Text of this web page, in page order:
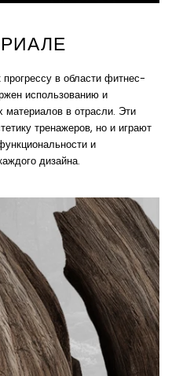
в области фитнес-
использованию и
в отрасли. Эти
тренажеров, но и играют
и
дизайна.